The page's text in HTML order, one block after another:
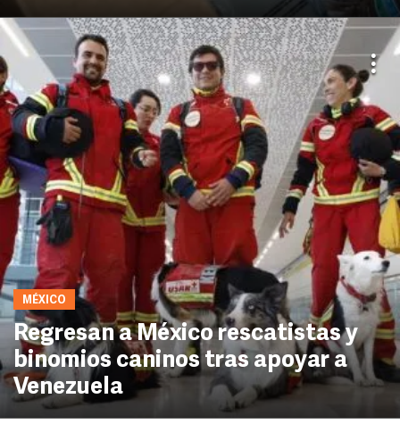
MÉXICO
Regresan a México rescatistas y
binomios caninos tras apoyar a
Venezuela